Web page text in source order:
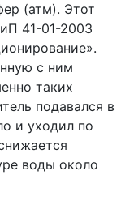
(атм). Этот
41-01-2003
с ним
таких
подавался в
и уходил по
воды около